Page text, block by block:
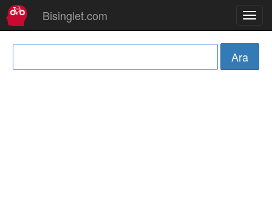
Bisinglet.com